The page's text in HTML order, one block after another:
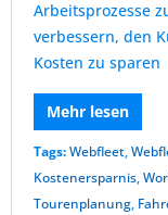
Arbeitsprozesse
verbessern, den
Kosten zu sparen
Mehr lesen
Tags:Webfleet,
Kostenersparnis,
Tourenplanung,